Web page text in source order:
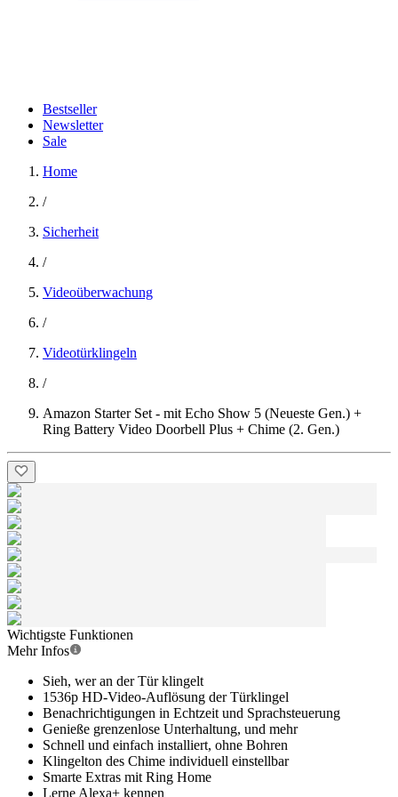
Bestseller
Newsletter
Sale
Home
/
Sicherheit
/
Videoüberwachung
/
Videotürklingeln
/
Amazon Starter Set - mit Echo Show 5 (Neueste Gen.) +
Ring Battery Video Doorbell Plus + Chime (2. Gen.)
Wichtigste Funktionen
Mehr Infos
Sieh, wer an der Tür klingelt
1536p HD-Video-Auflösung der Türklingel
Benachrichtigungen in Echtzeit und Sprachsteuerung
Genieße grenzenlose Unterhaltung, und mehr
Schnell und einfach installiert, ohne Bohren
Klingelton des Chime individuell einstellbar
Smarte Extras mit Ring Home
Lerne Alexa+ kennen